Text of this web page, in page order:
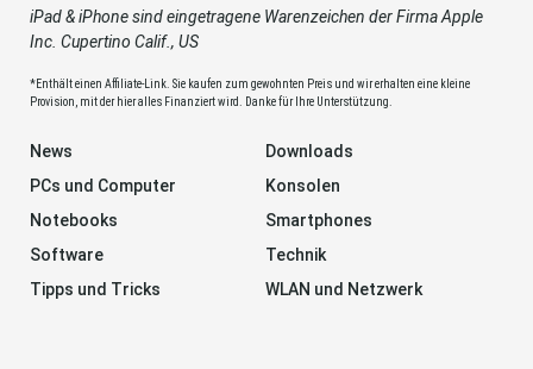
iPad & iPhone sind eingetragene Warenzeichen der Firma Apple
Inc. Cupertino Calif., US
*Enthält einen Affiliate-Link. Sie kaufen zum gewohnten Preis und wir erhalten eine kleine
Provision, mit der hier alles Finanziert wird. Danke für Ihre Unterstützung.
News
Downloads
PCs und Computer
Konsolen
Notebooks
Smartphones
Software
Technik
Tipps und Tricks
WLAN und Netzwerk